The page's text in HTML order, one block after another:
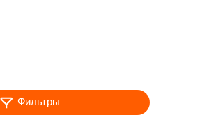
Фильтры